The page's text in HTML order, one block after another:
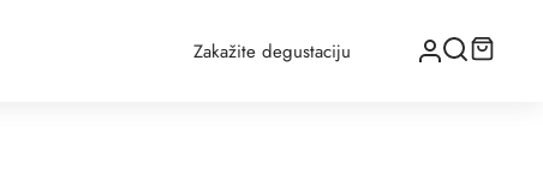
Zakažite degustaciju